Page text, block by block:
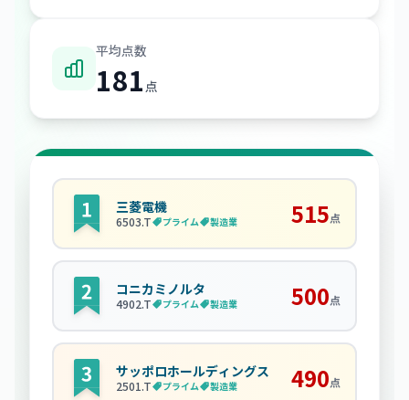
平均点数
181 点
三菱電機
6503.T プライム 製造業 515点
コニカミノルタ
4902.T プライム 製造業 500点
サッポロホールディングス
2501.T プライム 製造業 490点